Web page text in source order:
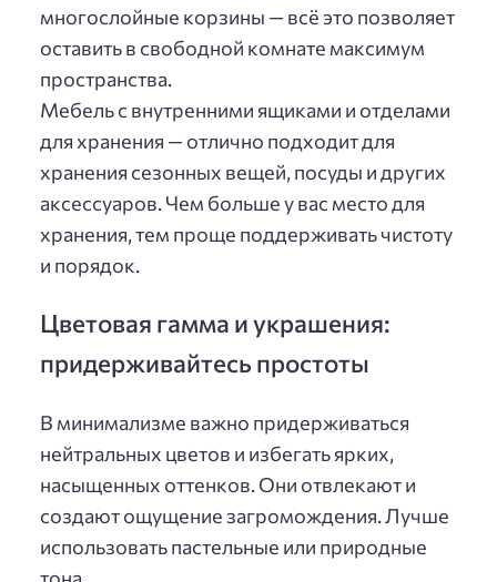
многослойные корзины — всё это позволяет
оставить в свободной комнате максимум
пространства.
Мебель с внутренними ящиками и отделами
для хранения — отлично подходит для
хранения сезонных вещей, посуды и других
аксессуаров. Чем больше у вас место для
хранения, тем проще поддерживать чистоту
и порядок.
Цветовая гамма и украшения:
придерживайтесь простоты
В минимализме важно придерживаться
нейтральных цветов и избегать ярких,
насыщенных оттенков. Они отвлекают и
создают ощущение загромождения. Лучше
использовать пастельные или природные